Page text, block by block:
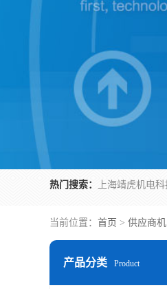
热门搜索：
当前位置： 首页 > 供应商机
产品分类 Product